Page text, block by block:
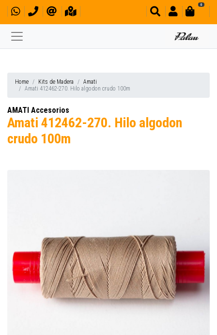
0
Home Kits de Madera
Amati
Amati 412462-270. Hilo algodon crudo 100m
AMATI Accesorios
Amati 412462-270. Hilo algodon
crudo 100m